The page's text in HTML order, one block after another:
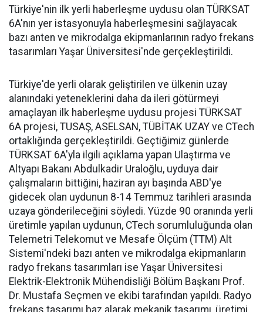
Türkiye'nin ilk yerli haberleşme uydusu olan TÜRKSAT
6A'nın yer istasyonuyla haberleşmesini sağlayacak
bazı anten ve mikrodalga ekipmanlarının radyo frekans
tasarımları Yaşar Üniversitesi'nde gerçekleştirildi.
Türkiye'de yerli olarak geliştirilen ve ülkenin uzay
alanındaki yeteneklerini daha da ileri götürmeyi
amaçlayan ilk haberleşme uydusu projesi TÜRKSAT
6A projesi, TUSAŞ, ASELSAN, TÜBİTAK UZAY ve CTech
ortaklığında gerçekleştirildi. Geçtiğimiz günlerde
TÜRKSAT 6A'yla ilgili açıklama yapan Ulaştırma ve
Altyapı Bakanı Abdulkadir Uraloğlu, uyduya dair
çalışmaların bittiğini, haziran ayı başında ABD'ye
gidecek olan uydunun 8-14 Temmuz tarihleri arasında
uzaya gönderileceğini söyledi. Yüzde 90 oranında yerli
üretimle yapılan uydunun, CTech sorumluluğunda olan
Telemetri Telekomut ve Mesafe Ölçüm (TTM) Alt
Sistemi'ndeki bazı anten ve mikrodalga ekipmanların
radyo frekans tasarımları ise Yaşar Üniversitesi
Elektrik-Elektronik Mühendisliği Bölüm Başkanı Prof.
Dr. Mustafa Seçmen ve ekibi tarafından yapıldı. Radyo
frekans tasarımı baz alarak mekanik tasarımı, üretimi